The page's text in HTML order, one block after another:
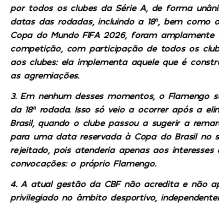
por todos os clubes da Série A, de forma
datas das rodadas, incluindo a 18ª, bem como
Copa do Mundo FIFA 2026, foram
competição, com participação de todos os
aos clubes: ela implementa aquele que é
as agremiações.
3. Em nenhum desses momentos, o Flamengo
da 18ª rodada. Isso só veio a ocorrer após a
Brasil, quando o clube passou a sugerir a
para uma data reservada à Copa do Brasil no
rejeitado, pois atenderia apenas aos
convocações: o próprio Flamengo.
4. A atual gestão da CBF não acredita e não
privilegiado no âmbito desportivo,